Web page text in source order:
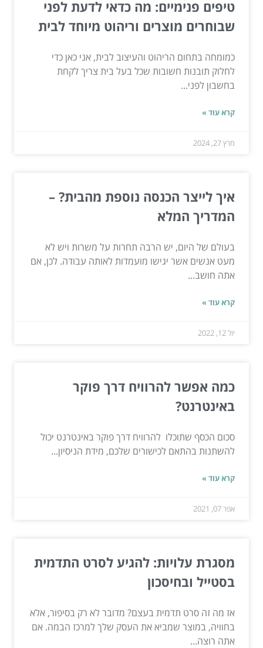
טיפים פנימיים: מה כדאי לדעת לפני
שבוחרים מוצרים וריהוט מיוחד לבית
כמומחה בתחום הריהוט והעיצוב לבית, אני כאן כדי
לחלוק תובנות חשובות שכל בעל בית צריך לקחת
בחשבון לפני...
קרא עוד »
מרץ 27, 2024
איך לייצר הכנסה נוספת מהבית? –
המדריך המלא
בעולם של היום, יש הרבה תחרות על משרות ויש לא
מעט אנשים אשר יגישו מועמדות לאותה עבודה. לכן, אם
אתה חושב...
קרא עוד »
יול 12, 2022
כמה אפשר להרוויח דרך פוקר
באינטרנט?
סכום הכסף שתוכלו להרוויח דרך פוקר באינטרנט יכול
להשתנות בהתאם לכישורים שלכם, מידת הניסיון...
קרא עוד »
אפר 07, 2021
מסגרת עלויות: להגיע לסרט התדמית
בסטייל ובחיסכון
אז מה זה סרט תדמית בעצם? מדובר לא רק בסיפור, אלא
בחוויה, במוצר שמביא את העסק שלך למרכז הבמה. אם
אתה רוצה...